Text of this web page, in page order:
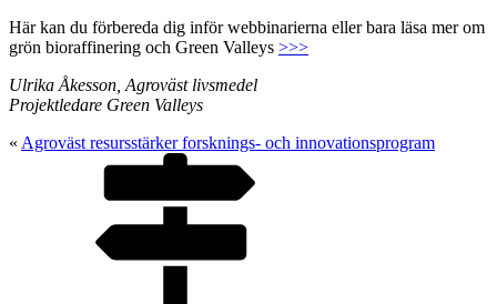
Här kan du förbereda dig inför webbinarierna eller bara läsa mer om
grön bioraffinering och Green Valleys >>>
Ulrika Åkesson, Agroväst livsmedel
Projektledare Green Valleys
« Agroväst resursstärker forsknings- och innovationsprogram